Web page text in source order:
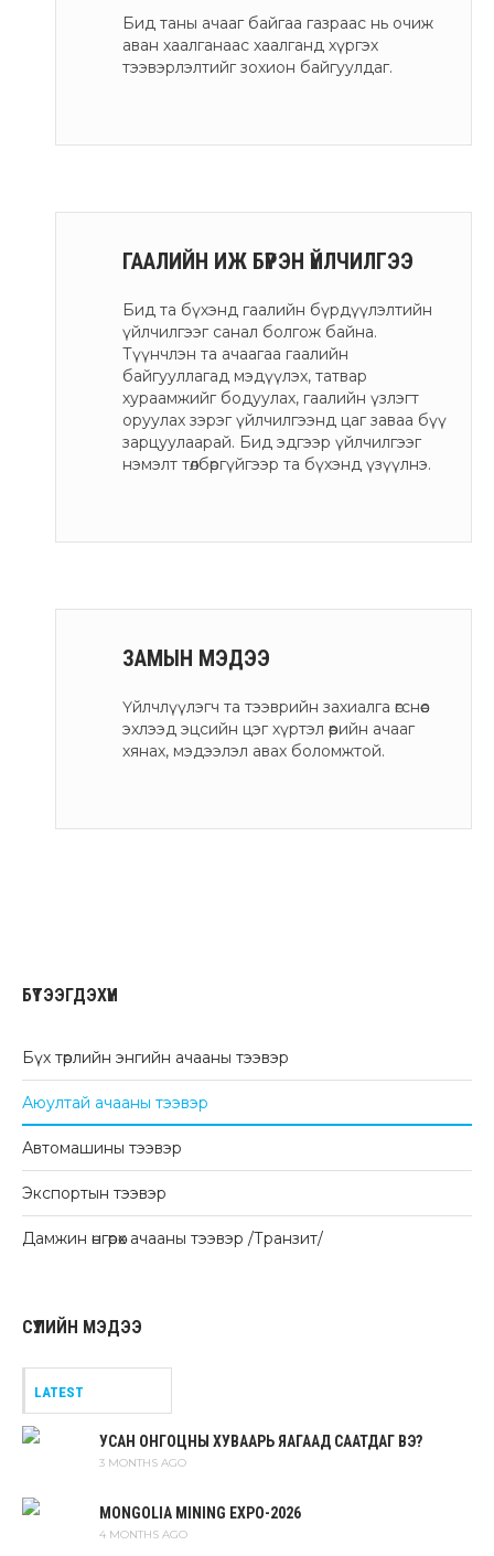
Бид таны ачааг байгаа газраас нь очиж
аван хаалганаас хаалганд хүргэх
тээвэрлэлтийг зохион байгуулдаг.
ГААЛИЙН ИЖ БҮРЭН ҮЙЛЧИЛГЭЭ
Бид та бүхэнд гаалийн бүрдүүлэлтийн
үйлчилгээг санал болгож байна.
Түүнчлэн та ачаагаа гаалийн
байгууллагад мэдүүлэх, татвар
хураамжийг бодуулах, гаалийн үзлэгт
оруулах зэрэг үйлчилгээнд цаг заваа бүү
зарцуулаарай. Бид эдгээр үйлчилгээг
нэмэлт төлбөргүйгээр та бүхэнд үзүүлнэ.
ЗАМЫН МЭДЭЭ
Үйлчлүүлэгч та тээврийн захиалга өгснөөс
эхлээд эцсийн цэг хүртэл өөрийн ачааг
хянах, мэдээлэл авах боломжтой.
БҮТЭЭГДЭХҮҮН
Бүх төрлийн энгийн ачааны тээвэр
Аюултай ачааны тээвэр
Автомашины тээвэр
Экспортын тээвэр
Дамжин өнгөрөх ачааны тээвэр /Транзит/
СҮҮЛИЙН МЭДЭЭ
LATEST
УСАН ОНГОЦНЫ ХУВААРЬ ЯАГААД СААТДАГ ВЭ?
3 MONTHS AGO
MONGOLIA MINING EXPO-2026
4 MONTHS AGO